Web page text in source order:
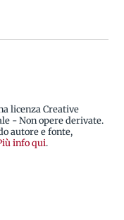
licenza Creative
- Non opere derivate.
autore e fonte,
info qui.